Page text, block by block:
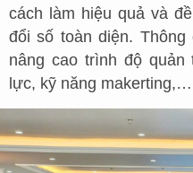
cách làm hiệu quả và
đổi số toàn diện.
nâng cao trình độ
lực, kỹ năng